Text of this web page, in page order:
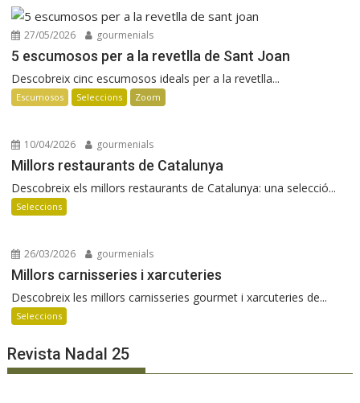
27/05/2026 gourmenials
5 escumosos per a la revetlla de Sant Joan
Descobreix cinc escumosos ideals per a la revetlla...
Escumosos Seleccions Zoom
10/04/2026 gourmenials
Millors restaurants de Catalunya
Descobreix els millors restaurants de Catalunya: una selecció...
Seleccions
26/03/2026 gourmenials
Millors carnisseries i xarcuteries
Descobreix les millors carnisseries gourmet i xarcuteries de...
Seleccions
Revista Nadal 25